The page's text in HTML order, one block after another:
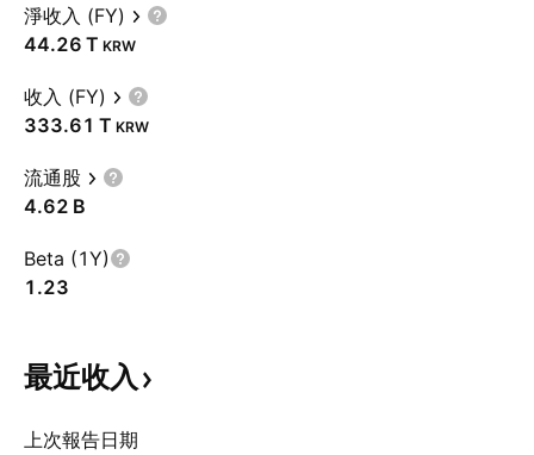
淨收入 (FY)
‪44.26 T‬ KRW
收入 (FY)
‪333.61 T‬ KRW
流通股
‪4.62 B‬
Beta (1Y)
1.23
最近收入
上次報告日期